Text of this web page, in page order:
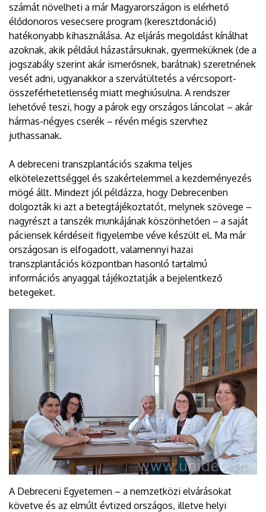
számát növelheti a már Magyarországon is elérhető
élődonoros vesecsere program (keresztdonáció)
hatékonyabb kihasználása. Az eljárás megoldást kínálhat
azoknak, akik például házastársuknak, gyermeküknek (de a
jogszabály szerint akár ismerősnek, barátnak) szeretnének
vesét adni, ugyanakkor a szervátültetés a vércsoport-
összeférhetetlenség miatt meghiúsulna. A rendszer
lehetővé teszi, hogy a párok egy országos láncolat – akár
hármas-négyes cserék – révén mégis szervhez
juthassanak.
A debreceni transzplantációs szakma teljes
elkötelezettséggel és szakértelemmel a kezdeményezés
mögé állt. Mindezt jól példázza, hogy Debrecenben
dolgozták ki azt a betegtájékoztatót, melynek szövege –
nagyrészt a tanszék munkájának köszönhetően – a saját
páciensek kérdéseit figyelembe véve készült el. Ma már
országosan is elfogadott, valamennyi hazai
transzplantációs központban hasonló tartalmú
információs anyaggal tájékoztatják a bejelentkező
betegeket.
A Debreceni Egyetemen – a nemzetközi elvárásokat
követve és az elmúlt évtized országos, illetve helyi